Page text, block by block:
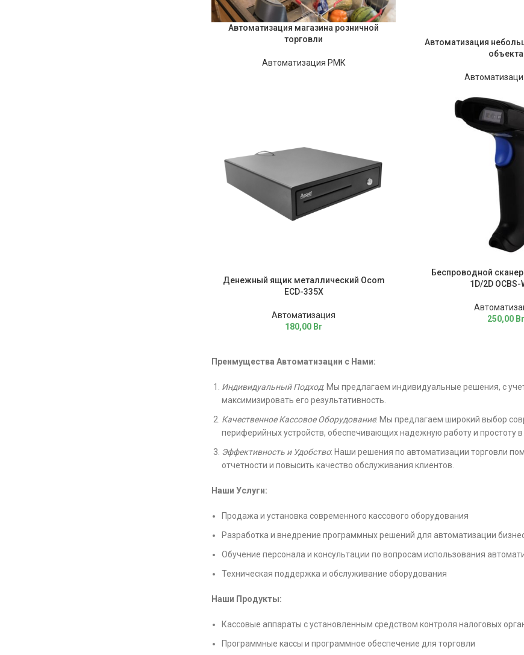
Автоматизация магазина розничной
торговли
Автоматизация РМК
Автоматизация
объекта
Денежный ящик металлический Ocom
ECD-335X
Автоматизация
180,00 Br
Беспроводной
1D/2D OCBS-
250,00 Br
Преимущества Автоматизации с Нами:
Индивидуальный Подход: Мы предлагаем индивидуальные решения, с
максимизировать его результативность.
Качественное Кассовое Оборудование: Мы предлагаем широкий выбор
периферийных устройств, обеспечивающих надежную работу и простоту в
Эффективность и Удобство: Наши решения по автоматизации торговли
отчетности и повысить качество обслуживания клиентов.
Наши Услуги:
Продажа и установка современного кассового оборудования
Разработка и внедрение программных решений для автоматизации
Обучение персонала и консультации по вопросам использования
Техническая поддержка и обслуживание оборудования
Наши Продукты:
Кассовые аппараты с установленным средством контроля налоговых
Программные кассы и программное обеспечение для торговли